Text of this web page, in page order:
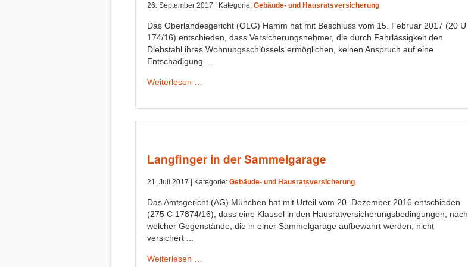
26. September 2017 | Kategorie: Gebäude- und Hausratsversicherung
Das Oberlandesgericht (OLG) Hamm hat mit Beschluss vom 15. Februar 2017 (20 U
174/16) entschieden, dass Versicherungsnehmer, die durch Fahrlässigkeit den
Diebstahl ihres Wohnungsschlüssels ermöglichen, keinen Anspruch auf eine
Entschädigung ...
Weiterlesen …
Langfinger in der Sammelgarage
21. Juli 2017 | Kategorie: Gebäude- und Hausratsversicherung
Das Amtsgericht (AG) München hat mit Urteil vom 20. Dezember 2016 entschieden
(275 C 17874/16), dass eine Klausel in den Hausratversicherungsbedingungen, nach
welcher Gegenstände, die in einer Sammelgarage aufbewahrt werden, nicht
versichert ...
Weiterlesen …